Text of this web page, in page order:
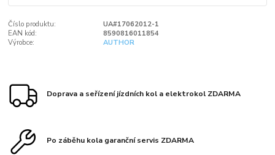
Číslo produktu:
UA#17062012-1
EAN kód:
8590816011854
Výrobce:
AUTHOR
Doprava a seřízení jízdních kol a elektrokol ZDARMA
Po záběhu kola garanční servis ZDARMA